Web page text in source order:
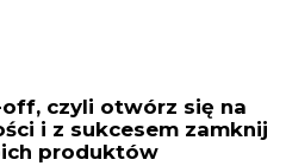
czyli otwórz się na
i z sukcesem zamknij
produktów